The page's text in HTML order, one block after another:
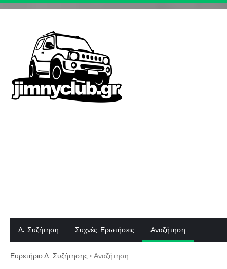
Δ. Συζήτηση Συχνές Ερωτήσεις Αναζήτηση
Ευρετήριο Δ. Συζήτησης ‹ Αναζήτηση